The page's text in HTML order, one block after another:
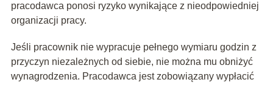
pracodawca ponosi ryzyko wynikające z nieodpowiedniej
organizacji pracy.
Jeśli pracownik nie wypracuje pełnego wymiaru godzin z
przyczyn niezależnych od siebie, nie można mu obniżyć
wynagrodzenia. Pracodawca jest zobowiązany wypłacić